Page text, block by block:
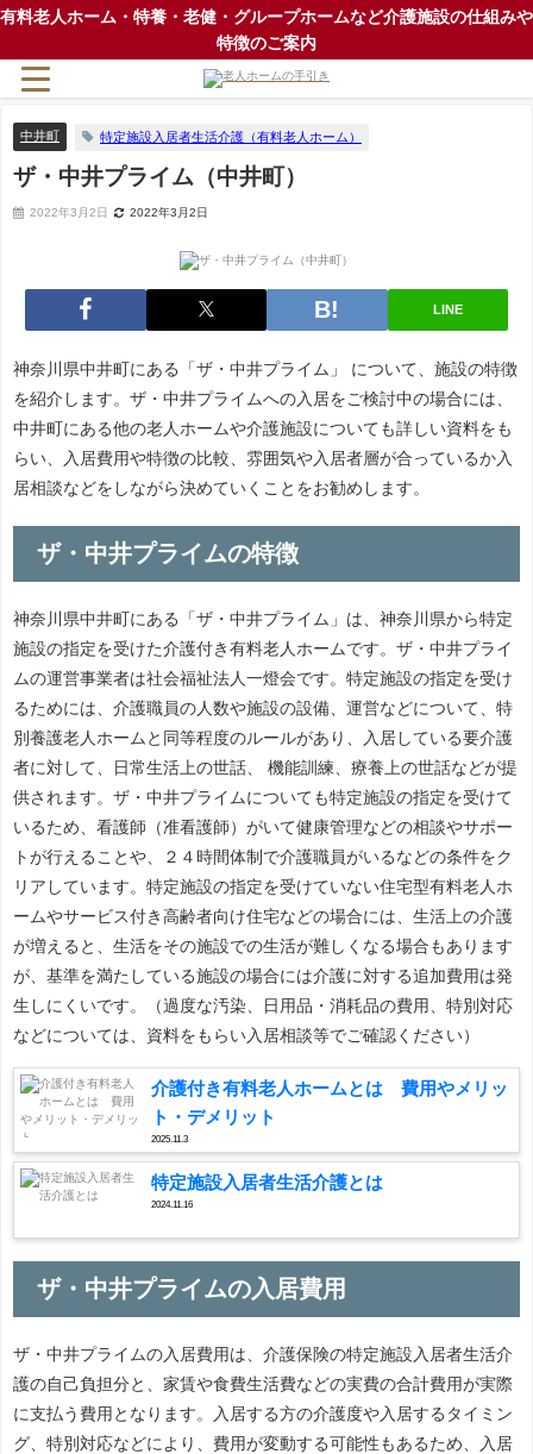
有料老人ホーム・特養・老健・グループホームなど介護施設の仕組みや
特徴のご案内
中井町 特定施設入居者生活介護（有料老人ホーム）
ザ・中井プライム（中井町）
2022年3月2日 2022年3月2日
LINE
神奈川県中井町にある「ザ・中井プライム」 について、施設の特徴
を紹介します。ザ・中井プライムへの入居をご検討中の場合には、
中井町にある他の老人ホームや介護施設についても詳しい資料をも
らい、入居費用や特徴の比較、雰囲気や入居者層が合っているか入
居相談などをしながら決めていくことをお勧めします。
ザ・中井プライムの特徴
神奈川県中井町にある「ザ・中井プライム」は、神奈川県から特定
施設の指定を受けた介護付き有料老人ホームです。ザ・中井プライ
ムの運営事業者は社会福祉法人一燈会です。特定施設の指定を受け
るためには、介護職員の人数や施設の設備、運営などについて、特
別養護老人ホームと同等程度のルールがあり、入居している要介護
者に対して、日常生活上の世話、 機能訓練、療養上の世話などが提
供されます。ザ・中井プライムについても特定施設の指定を受けて
いるため、看護師（准看護師）がいて健康管理などの相談やサポー
トが行えることや、２４時間体制で介護職員がいるなどの条件をク
リアしています。特定施設の指定を受けていない住宅型有料老人ホ
ームやサービス付き高齢者向け住宅などの場合には、生活上の介護
が増えると、生活をその施設での生活が難しくなる場合もあります
が、基準を満たしている施設の場合には介護に対する追加費用は発
生しにくいです。（過度な汚染、日用品・消耗品の費用、特別対応
などについては、資料をもらい入居相談等でご確認ください）
介護付き有料老人ホームとは 費用やメリッ
ト・デメリット
2025.11.3
特定施設入居者生活介護とは
2024.11.16
ザ・中井プライムの入居費用
ザ・中井プライムの入居費用は、介護保険の特定施設入居者生活介
護の自己負担分と、家賃や食費生活費などの実費の合計費用が実際
に支払う費用となります。入居する方の介護度や入居するタイミン
グ、特別対応などにより、費用が変動する可能性もあるため、入居